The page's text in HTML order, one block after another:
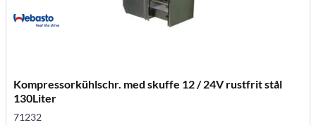
Kompressorkühlschr. med skuffe 12 / 24V rustfrit stål
130Liter
71232